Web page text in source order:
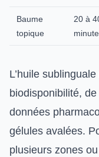
Baume
topique
20 à
L’huile
biodisponibilité,
données
gélules avalées.
plusieurs zones